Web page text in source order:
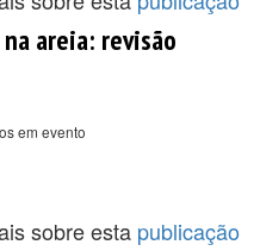
areia: revisão
em evento
sobre esta publicação